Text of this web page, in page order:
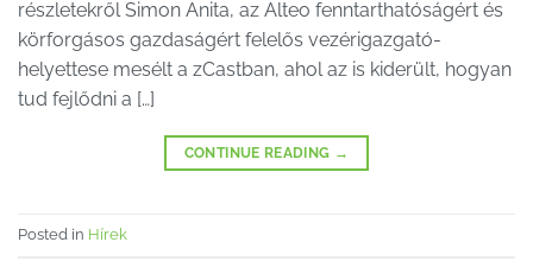
részletekről Simon Anita, az Alteo fenntarthatóságért és
körforgásos gazdaságért felelős vezérigazgató-
helyettese mesélt a zCastban, ahol az is kiderült, hogyan
tud fejlődni a […]
CONTINUE READING →
Posted in Hírek